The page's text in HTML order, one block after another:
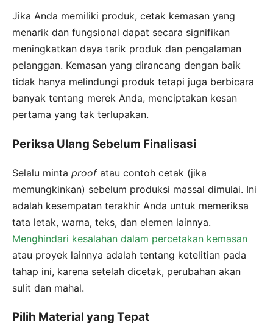
Jika Anda memiliki produk, cetak kemasan yang
menarik dan fungsional dapat secara signifikan
meningkatkan daya tarik produk dan pengalaman
pelanggan. Kemasan yang dirancang dengan baik
tidak hanya melindungi produk tetapi juga berbicara
banyak tentang merek Anda, menciptakan kesan
pertama yang tak terlupakan.
Periksa Ulang Sebelum Finalisasi
Selalu minta proofatau contoh cetak (jika
memungkinkan) sebelum produksi massal dimulai. Ini
adalah kesempatan terakhir Anda untuk memeriksa
tata letak, warna, teks, dan elemen lainnya.
Menghindari kesalahan dalam percetakan kemasan
atau proyek lainnya adalah tentang ketelitian pada
tahap ini, karena setelah dicetak, perubahan akan
sulit dan mahal.
Pilih Material yang Tepat